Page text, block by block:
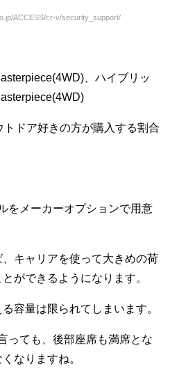
ACCESS/cr-v/security_support/
、ハイブリッ
ドア好きの方が購入する割合
をメーカーオプションで用意
キャリアを使って大きめの荷
ができるようになります。
容量は限られてしまいます。
っても、後部座席も満席とな
なりますね。